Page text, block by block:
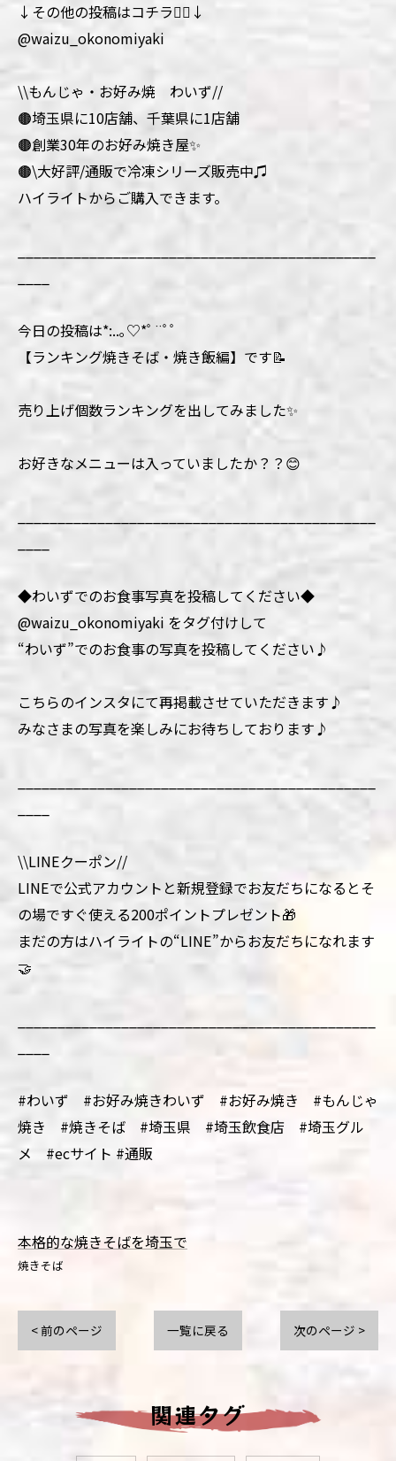
↓その他の投稿はコチラ💁‍♀️↓
@waizu_okonomiyaki
\\もんじゃ・お好み焼 わいず//
🟤埼玉県に10店舗、千葉県に1店舗
🟤創業30年のお好み焼き屋✨
🟤\大好評/通販で冷凍シリーズ販売中♫
ハイライトからご購入できます。
_____________________________________________
今日の投稿は*:..｡♡*ﾟ¨ﾟﾟ
【ランキング焼きそば・焼き飯編】です📝
売り上げ個数ランキングを出してみました✨
お好きなメニューは入っていましたか？？😊
◆わいずでのお食事写真を投稿してください◆
@waizu_okonomiyaki をタグ付けして
“わいず”でのお食事の写真を投稿してください♪
こちらのインスタにて再掲載させていただきます♪
みなさまの写真を楽しみにお待ちしております♪
\\LINEクーポン//
LINEで公式アカウントと新規登録でお友だちになるとそ
の場ですぐ使える200ポイントプレゼント🎁
まだの方はハイライトの“LINE”からお友だちになれます
🤝
#わいず #お好み焼きわいず #お好み焼き #もんじゃ
焼き #焼きそば #埼玉県 #埼玉飲食店 #埼玉グル
メ #ecサイト #通販
本格的な焼きそばを埼玉で
焼きそば
< 前のページ 一覧に戻る 次のページ >
関連タグ